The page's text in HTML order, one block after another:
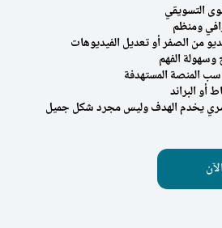
التسويقي
ومنظم
من الصفر أو تعديل الفيديوهات
وسهولة الفهم
المنصة المستهدفة
أو البراند
يخدم الهدف وليس مجرد شكل جميل